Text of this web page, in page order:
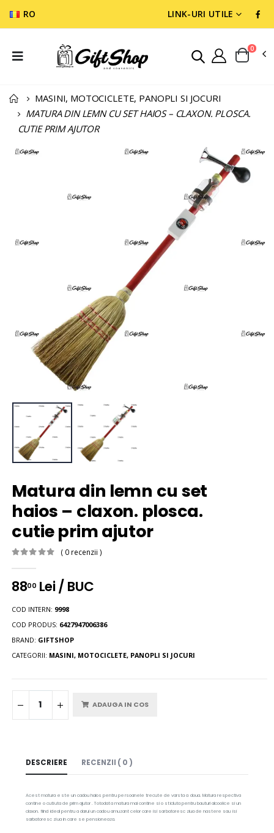
RO LINK-URI UTILE
0
MASINI, MOTOCICLETE, PANOPLI SI JOCURI
MATURA DIN LEMN CU SET HAIOS – CLAXON. PLOSCA.
CUTIE PRIM AJUTOR
Matura din lemn cu set
haios – claxon. plosca.
cutie prim ajutor
( 0 recenzii )
8800 Lei / BUC
COD INTERN: 9998
COD PRODUS: 6427947006386
BRAND: GIFTSHOP
CATEGORII: MASINI, MOTOCICLETE, PANOPLI SI JOCURI
ADAUGA IN COS
DESCRIERE RECENZII ( 0 )
Acest matura este un cadou haios pentru persoanele trecute de varsta a doua. Matura respectiva
contine o cutiuta de prim ajutor . Totodata matura mai contine si o sticluta pentru bauturi alcoolice si un
claxon. fiind ideal pentru a darui un cadou amuzant celor care isi sarbatoresc ziua de nastere sau isi
sarbatoresc ziua in care se pensioneaza.